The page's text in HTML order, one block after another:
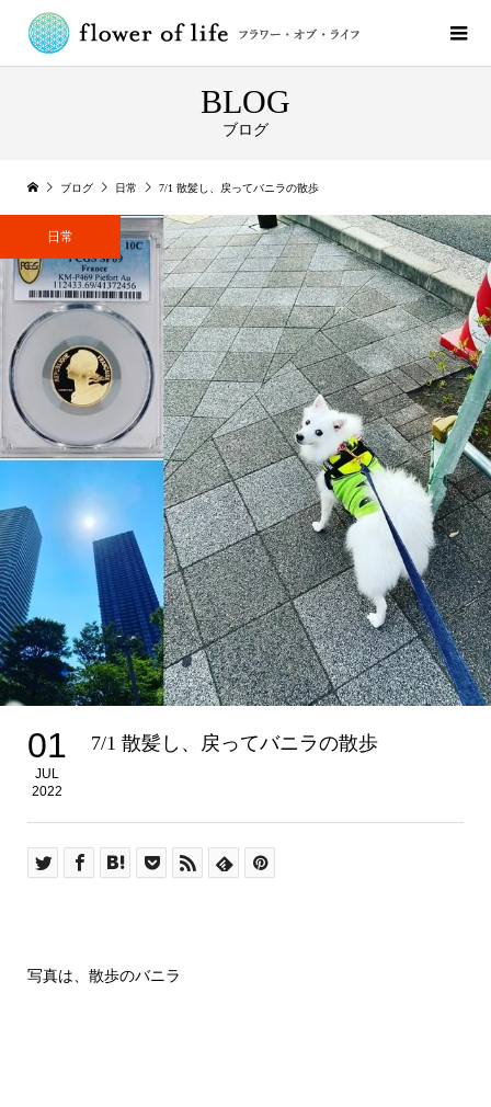
BLOG
ブログ
ブログ 日常 7/1 散髪し、戻ってバニラの散歩
日常
01
JUL
2022
7/1 散髪し、戻ってバニラの散歩
写真は、散歩のバニラ